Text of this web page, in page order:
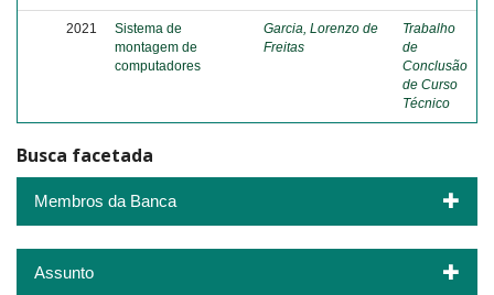
2021
Sistema de
montagem de
computadores
Garcia, Lorenzo de
Freitas
Trabalho
de
Conclusão
de Curso
Técnico
Busca facetada
Membros da Banca
Assunto